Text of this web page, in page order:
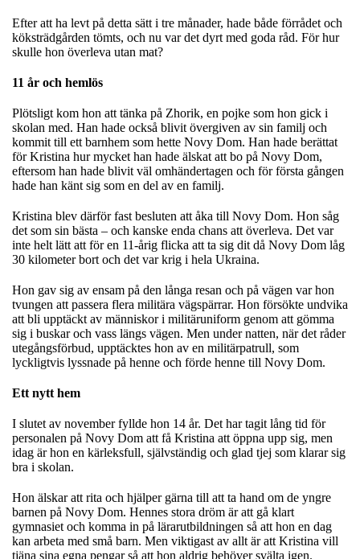
Efter att ha levt på detta sätt i tre månader, hade både förrådet och
köksträdgården tömts, och nu var det dyrt med goda råd. För hur
skulle hon överleva utan mat?
11 år och hemlös
Plötsligt kom hon att tänka på Zhorik, en pojke som hon gick i
skolan med. Han hade också blivit övergiven av sin familj och
kommit till ett barnhem som hette Novy Dom. Han hade berättat
för Kristina hur mycket han hade älskat att bo på Novy Dom,
eftersom han hade blivit väl omhändertagen och för första gången
hade han känt sig som en del av en familj.
Kristina blev därför fast besluten att åka till Novy Dom. Hon såg
det som sin bästa – och kanske enda chans att överleva. Det var
inte helt lätt att för en 11-årig flicka att ta sig dit då Novy Dom låg
30 kilometer bort och det var krig i hela Ukraina.
Hon gav sig av ensam på den långa resan och på vägen var hon
tvungen att passera flera militära vägspärrar. Hon försökte undvika
att bli upptäckt av människor i militäruniform genom att gömma
sig i buskar och vass längs vägen. Men under natten, när det råder
utegångsförbud, upptäcktes hon av en militärpatrull, som
lyckligtvis lyssnade på henne och förde henne till Novy Dom.
Ett nytt hem
I slutet av november fyllde hon 14 år. Det har tagit lång tid för
personalen på Novy Dom att få Kristina att öppna upp sig, men
idag är hon en kärleksfull, självständig och glad tjej som klarar sig
bra i skolan.
Hon älskar att rita och hjälper gärna till att ta hand om de yngre
barnen på Novy Dom. Hennes stora dröm är att gå klart
gymnasiet och komma in på lärarutbildningen så att hon en dag
kan arbeta med små barn. Men viktigast av allt är att Kristina vill
tjäna sina egna pengar så att hon aldrig behöver svälta igen.